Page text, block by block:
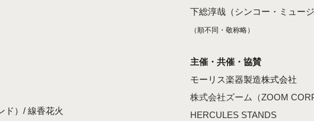
ド）/ 線香花火
下総淳哉（シンコー・ミュージ
（順不同・敬称略）
主催・共催・協賛
モーリス楽器製造株式会社
株式会社ズーム（ZOOM
HERCULES STANDS